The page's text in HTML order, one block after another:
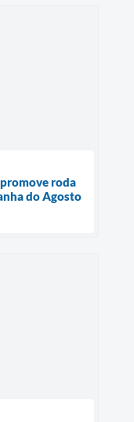
roda
do Agosto